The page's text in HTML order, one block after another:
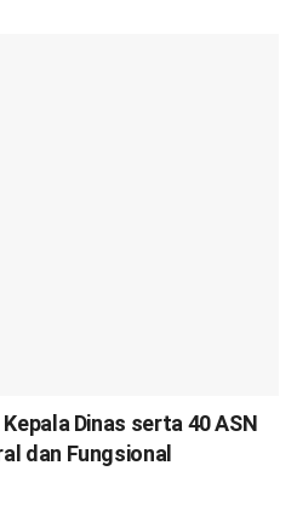
Dinas serta 40 ASN
dan Fungsional